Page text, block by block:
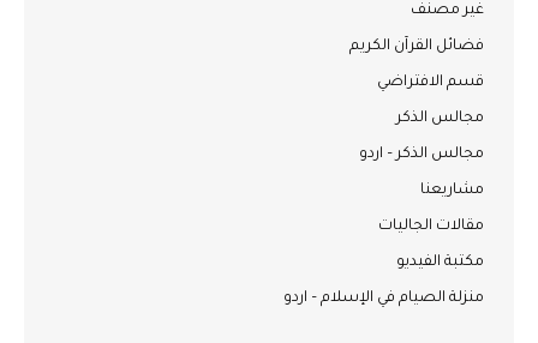
غير مصنف
فضائل القرآن الكريم
قسم الافتراضي
مجالس الذكر
مجالس الذكر – اردو
مشاريعنا
مقالات الجاليات
مكتبة الفيديو
منزلة الصيام في الإسلام – اردو